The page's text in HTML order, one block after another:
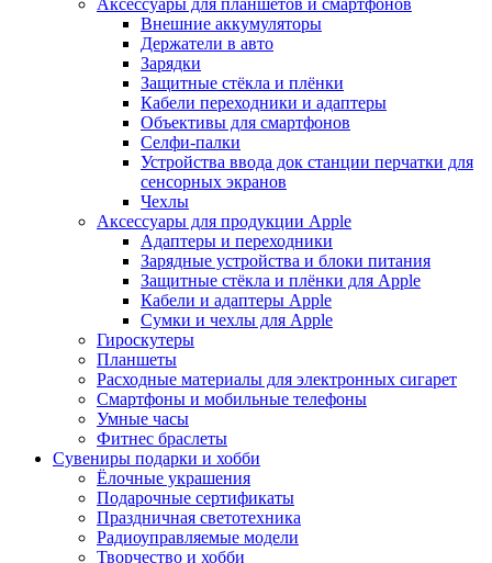
Аксессуары для планшетов и смартфонов
Внешние аккумуляторы
Держатели в авто
Зарядки
Защитные стёкла и плёнки
Кабели переходники и адаптеры
Объективы для смартфонов
Селфи-палки
Устройства ввода док станции перчатки для
сенсорных экранов
Чехлы
Аксессуары для продукции Apple
Адаптеры и переходники
Зарядные устройства и блоки питания
Защитные стёкла и плёнки для Apple
Кабели и адаптеры Apple
Сумки и чехлы для Apple
Гироскутеры
Планшеты
Расходные материалы для электронных сигарет
Смартфоны и мобильные телефоны
Умные часы
Фитнес браслеты
Сувениры подарки и хобби
Ёлочные украшения
Подарочные сертификаты
Праздничная светотехника
Радиоуправляемые модели
Творчество и хобби